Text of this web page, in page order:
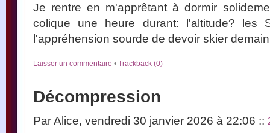
Je rentre en m'apprêtant à dormir
colique une heure durant: l'altitude? les
l'appréhension sourde de devoir skier
Laisser un commentaire • Trackback (0)
Décompression
Par Alice, vendredi 30 janvier 2026 à 22:06 ::